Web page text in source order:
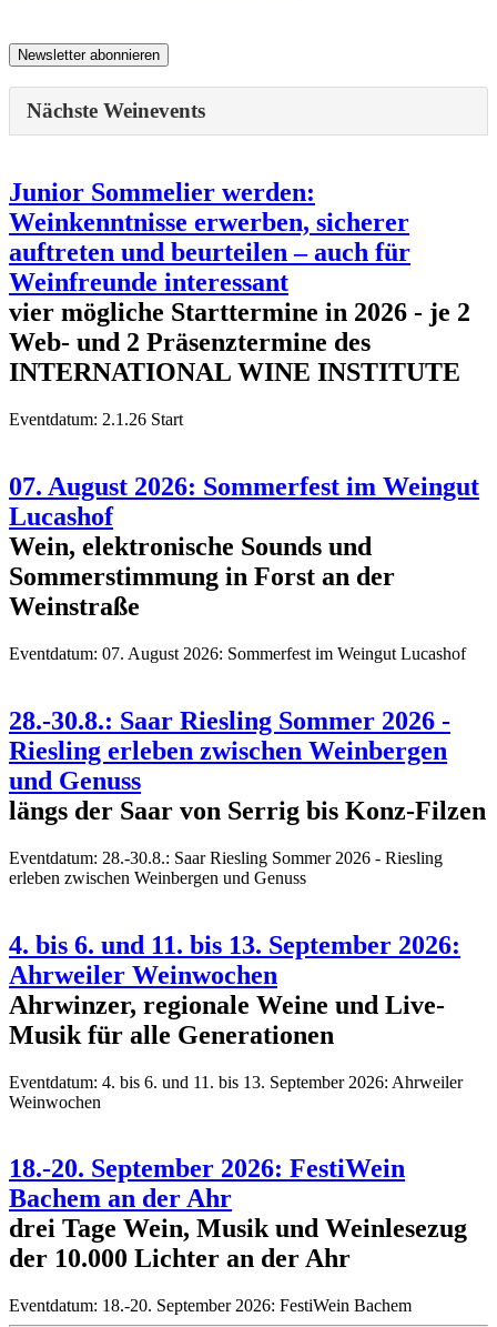
Nächste Weinevents
Junior Sommelier werden:
Weinkenntnisse erwerben, sicherer
auftreten und beurteilen – auch für
Weinfreunde interessant
vier mögliche Starttermine in 2026 - je 2
Web- und 2 Präsenztermine des
INTERNATIONAL WINE INSTITUTE
Eventdatum: 2.1.26 Start
07. August 2026: Sommerfest im Weingut
Lucashof
Wein, elektronische Sounds und
Sommerstimmung in Forst an der
Weinstraße
Eventdatum: 07. August 2026: Sommerfest im Weingut Lucashof
28.-30.8.: Saar Riesling Sommer 2026 -
Riesling erleben zwischen Weinbergen
und Genuss
längs der Saar von Serrig bis Konz-Filzen
Eventdatum: 28.-30.8.: Saar Riesling Sommer 2026 - Riesling
erleben zwischen Weinbergen und Genuss
4. bis 6. und 11. bis 13. September 2026:
Ahrweiler Weinwochen
Ahrwinzer, regionale Weine und Live-
Musik für alle Generationen
Eventdatum: 4. bis 6. und 11. bis 13. September 2026: Ahrweiler
Weinwochen
18.-20. September 2026: FestiWein
Bachem an der Ahr
drei Tage Wein, Musik und Weinlesezug
der 10.000 Lichter an der Ahr
Eventdatum: 18.-20. September 2026: FestiWein Bachem